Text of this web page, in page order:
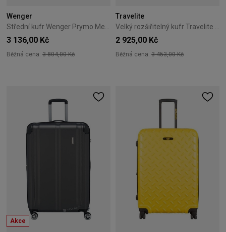
Wenger
3 136,00 Kč
Běžná cena: 3 804,00 Kč
Travelite
2 925,00 Kč
Běžná cena: 3 453,00 Kč
Akce